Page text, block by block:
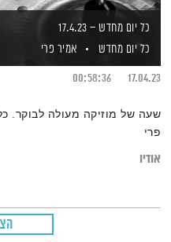
כל יום מחדש – 17.4.23
כל יום מחדש
אמיר פרי
17.04.23
00:58:36
שעה של מוזיקה מעולה לבוקר.
פרי
אודיו